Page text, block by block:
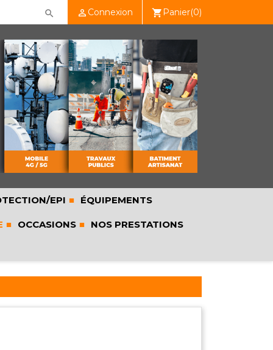
  Connexion shopping_cart Panier(0)
EPI ÉQUIPEMENTS
OCCASIONS NOS PRESTATIONS